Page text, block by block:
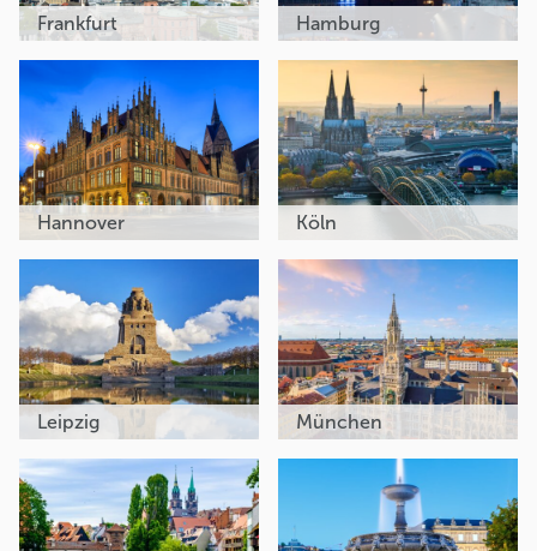
Frankfurt Hamburg
Hannover Köln
Leipzig München